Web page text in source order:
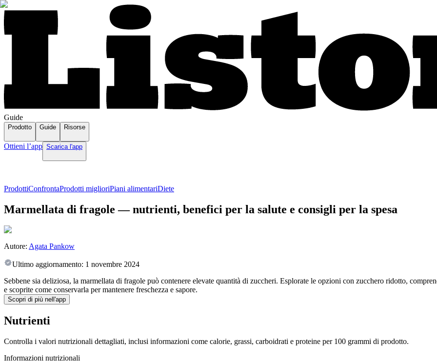
Guide
Prodotto Guide Risorse
Ottieni l’app Scarica l'app
ProdottiConfrontaProdotti miglioriPiani alimentariDiete
Marmellata di fragole — nutrienti, benefici per la salute e consigli per la spesa
Autore: Agata Pankow
Ultimo aggiornamento: 1 novembre 2024
Sebbene sia deliziosa, la marmellata di fragole può contenere elevate quantità di zuccheri. Esplorate le opzioni con zucchero ridotto,
e scoprite come conservarla per mantenere freschezza e sapore.
Scopri di più nell'app
Nutrienti
Controlla i valori nutrizionali dettagliati, inclusi informazioni come calorie, grassi, carboidrati e proteine per 100 grammi di prodotto.
Informazioni nutrizionali